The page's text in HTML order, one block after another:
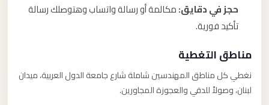
حجز في دقايق:مكالمة أو رسالة واتساب وهتوصلك رسالة
تأكيد فورية.
مناطق التغطية
نغطي كل مناطق المهندسين شاملة شارع جامعة الدول العربية، ميدان
لبنان، وصولاً للدقي والعجوزة المجاورين.